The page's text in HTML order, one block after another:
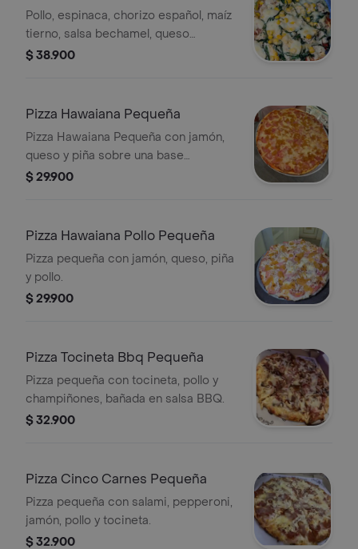
Pollo, espinaca, chorizo español, maíz
tierno, salsa bechamel, queso
holandés, queso parmesano.
$ 38.900
Pizza Hawaiana Pequeña
Pizza Hawaiana Pequeña con jamón,
queso y piña sobre una base
crujiente.
$ 29.900
Pizza Hawaiana Pollo Pequeña
Pizza pequeña con jamón, queso, piña
y pollo.
$ 29.900
Pizza Tocineta Bbq Pequeña
Pizza pequeña con tocineta, pollo y
champiñones, bañada en salsa BBQ.
$ 32.900
Pizza Cinco Carnes Pequeña
Pizza pequeña con salami, pepperoni,
jamón, pollo y tocineta.
$ 32.900